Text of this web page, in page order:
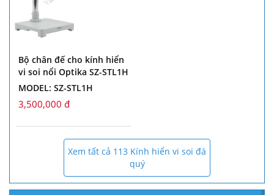
Bộ chân đế cho kính hiển
vi soi nổi Optika SZ-STL1H
MODEL: SZ-STL1H
3,500,000 đ
Xem tất cả 113 Kính hiển vi soi đá
quý